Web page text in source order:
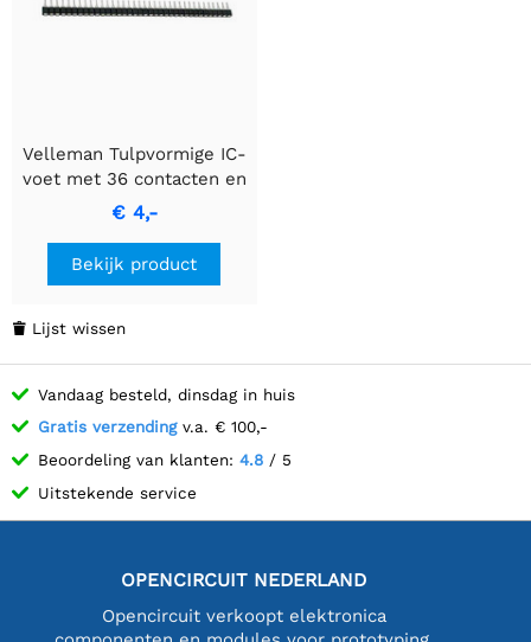
Velleman Tulpvormige IC-
voet met 36 contacten en
enkel rij ontwerp.
€ 4,-
Bekijk product
 Lijst wissen
Vandaag besteld, dinsdag in huis
Gratis verzendingv.a. € 100,-
Beoordeling van klanten: 4.8 / 5
Uitstekende service
OPENCIRCUIT NEDERLAND
Opencircuit verkoopt elektronica